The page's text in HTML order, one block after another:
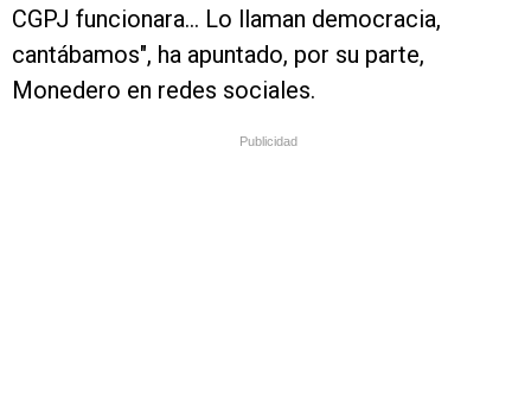
CGPJ funcionara... Lo llaman democracia,
cantábamos", ha apuntado, por su parte,
Monedero en redes sociales.
Publicidad